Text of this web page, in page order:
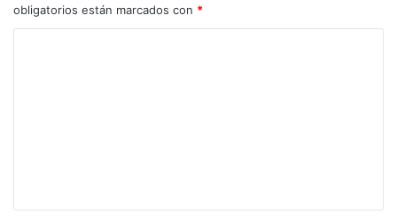
obligatorios están marcados con *